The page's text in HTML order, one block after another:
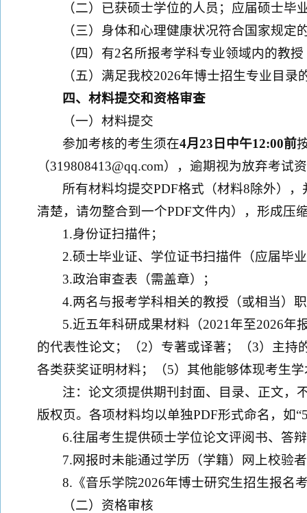
（二）已获硕士学位的人员；应届硕士
（三）身体和心理健康状况符合国家规定
（四）有2名所报考学科专业领域内的教
（五）满足我校2026年博士招生专业目
四、材料提交和资格审查
（一）材料提交
参加考核的考生须在4月23 日 中午12:00前
（319808413@qq.com），逾期视为放弃考
所有材料均提交PDF格式（材料8除外）
清楚，请勿整合到一个PDF文件内），形成压
1.身份证扫描件；
2.硕士毕业证、学位证书扫描件（应届毕
3.政治审查表（需盖章）；
4.两名与报考学科相关的教授（或相当）
5.近五年科研成果材料（2021年至2026
的代表性论文；（2）专著或译著；（3）主
各类获奖证明材料；（5）其他能够体现考生
注：论文须提供期刊封面、目录、正文，
版权页。各项材料均以单独PDF形式命名，如
6.往届考生提供硕士学位论文评阅书、答
7.网报时未能通过学历（学籍）网上校验
8.《音乐学院2026年博士研究生招生报名
（二）资格审核